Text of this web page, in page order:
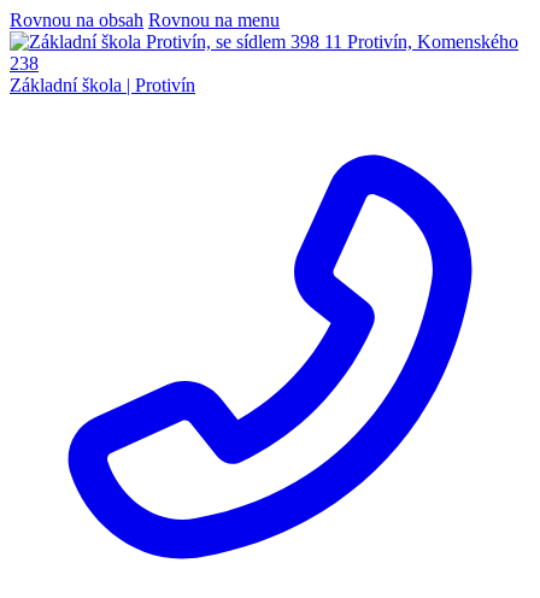
Rovnou na obsah Rovnou na menu
Základní škola | Protivín